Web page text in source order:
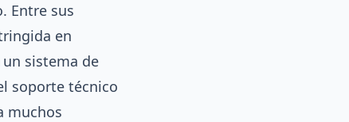
Entre sus
en
sistema de
soporte técnico
muchos